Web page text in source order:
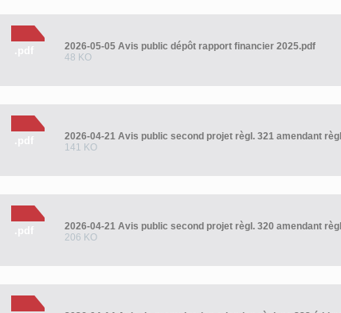
.pdf
2026-05-05 Avis public dépôt rapport financier 2025.pdf
48 KO
.pdf
141 KO
.pdf
206 KO